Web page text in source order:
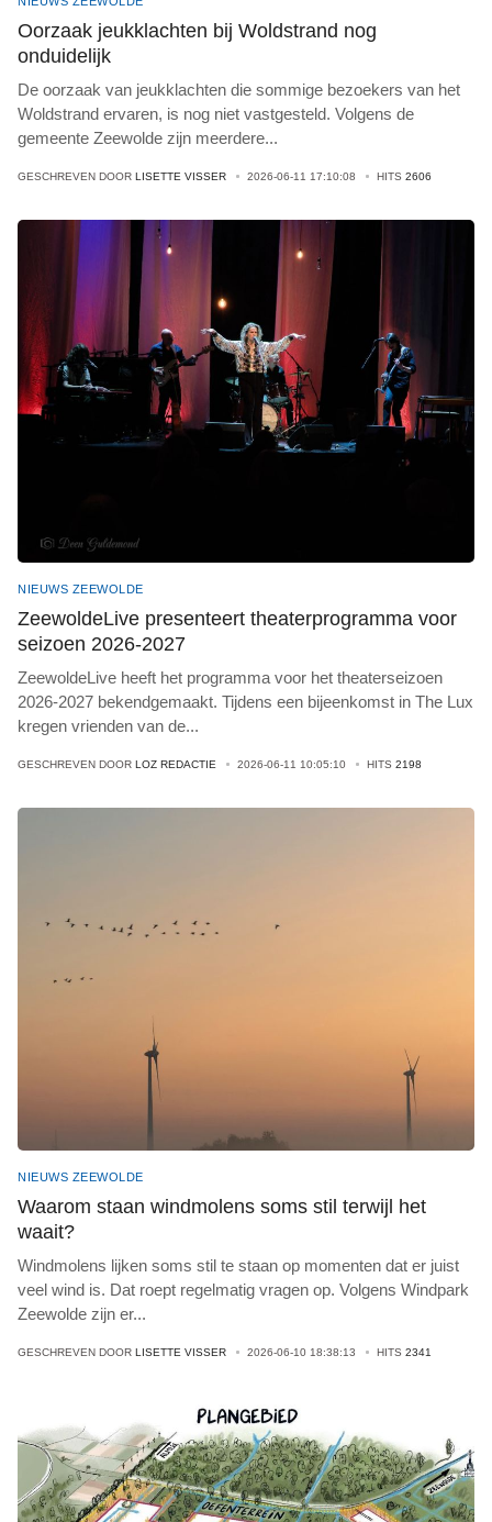
Oorzaak jeukklachten bij Woldstrand nog
onduidelijk
De oorzaak van jeukklachten die sommige bezoekers van het
Woldstrand ervaren, is nog niet vastgesteld. Volgens de
gemeente Zeewolde zijn meerdere...
GESCHREVEN DOOR LISETTE VISSER 2026-06-11 17:10:08 HITS 2606
NIEUWS ZEEWOLDE
ZeewoldeLive presenteert theaterprogramma voor
seizoen 2026-2027
ZeewoldeLive heeft het programma voor het theaterseizoen
2026-2027 bekendgemaakt. Tijdens een bijeenkomst in The Lux
kregen vrienden van de...
GESCHREVEN DOOR LOZ REDACTIE 2026-06-11 10:05:10 HITS 2198
NIEUWS ZEEWOLDE
Waarom staan windmolens soms stil terwijl het
waait?
Windmolens lijken soms stil te staan op momenten dat er juist
veel wind is. Dat roept regelmatig vragen op. Volgens Windpark
Zeewolde zijn er...
GESCHREVEN DOOR LISETTE VISSER 2026-06-10 18:38:13 HITS 2341